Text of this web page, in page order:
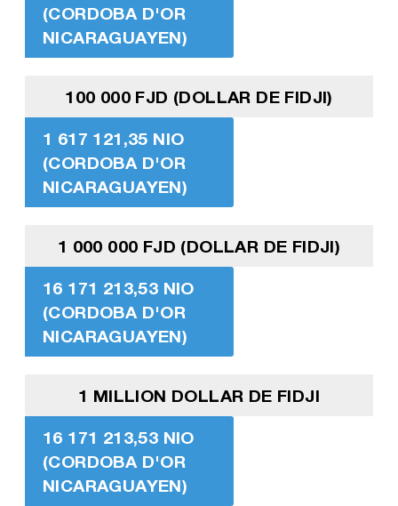
(CORDOBA D'OR
NICARAGUAYEN)
100 000 FJD (DOLLAR DE FIDJI)
1 617 121,35 NIO
(CORDOBA D'OR
NICARAGUAYEN)
1 000 000 FJD (DOLLAR DE FIDJI)
16 171 213,53 NIO
(CORDOBA D'OR
NICARAGUAYEN)
1 MILLION DOLLAR DE FIDJI
16 171 213,53 NIO
(CORDOBA D'OR
NICARAGUAYEN)